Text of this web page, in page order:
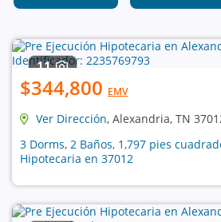
11
$344,800 EMV
Ver Dirección, Alexandria, TN
3 Dorms, 2 Baños, 1,797 pies
Hipotecaria en 37012